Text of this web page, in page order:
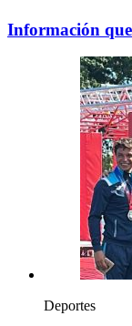
Información
Deportes